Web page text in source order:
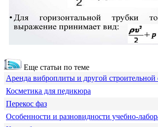
Еще статьи по теме
Аренда виброплиты и другой строительной
Косметика для педикюра
Перекос фаз
Особенности и разновидности учебно-